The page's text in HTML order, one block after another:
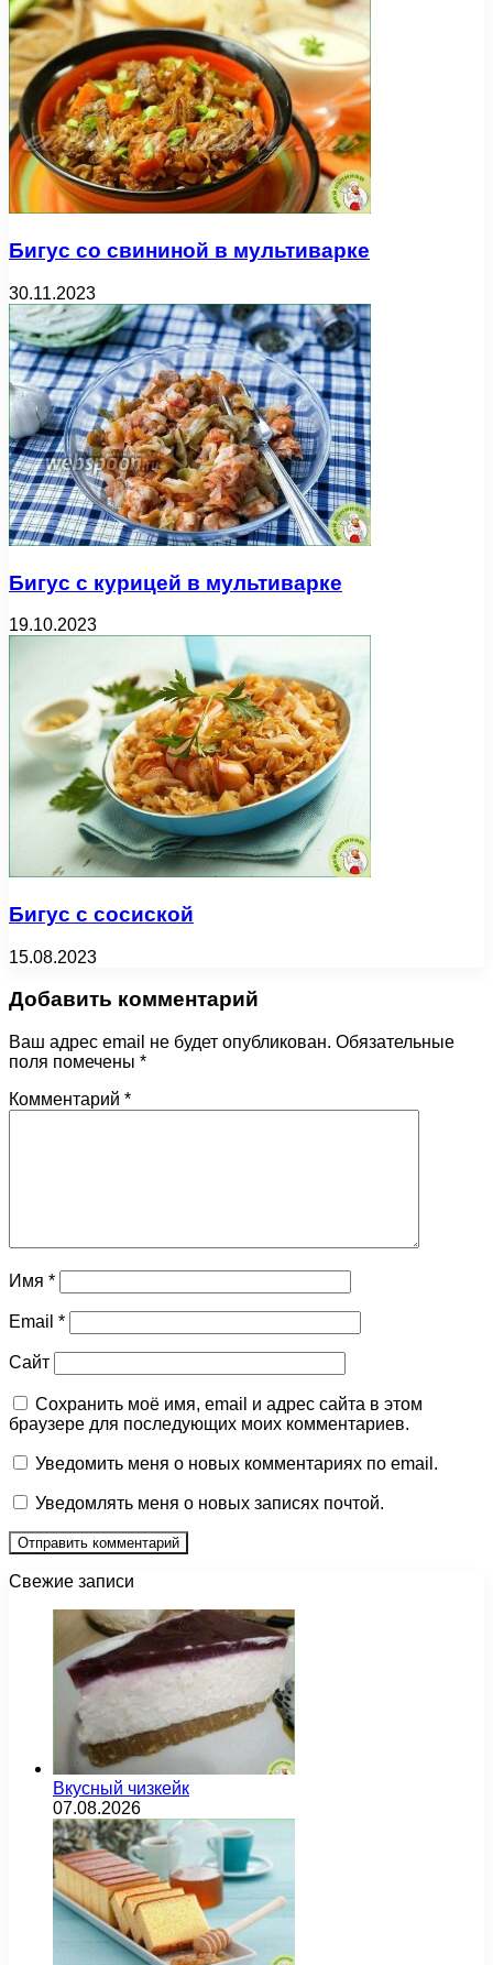
Бигус со свининой в мультиварке
30.11.2023
Бигус с курицей в мультиварке
19.10.2023
Бигус с сосиской
15.08.2023
Добавить комментарий
Ваш адрес email не будет опубликован. Обязательные
поля помечены *
Комментарий *
Имя *
Email *
Сайт
Сохранить моё имя, email и адрес сайта в этом
браузере для последующих моих комментариев.
Уведомить меня о новых комментариях по email.
Уведомлять меня о новых записях почтой.
Свежие записи
Вкусный чизкейк
07.08.2026